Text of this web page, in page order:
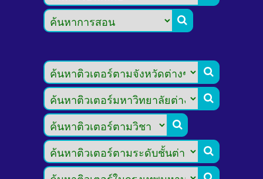




